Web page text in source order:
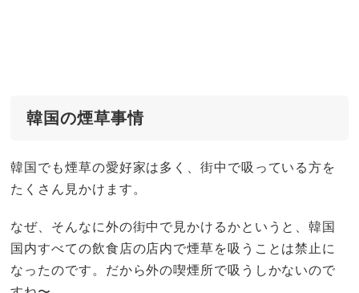
韓国の煙草事情
韓国でも煙草の愛好家は多く、街中で吸っている方を
たくさん見かけます。
なぜ、そんなに外の街中で見かけるかというと、韓国
国内すべての飲食店の店内で煙草を吸うことは禁止に
なったのです。だから外の喫煙所で吸うしかないので